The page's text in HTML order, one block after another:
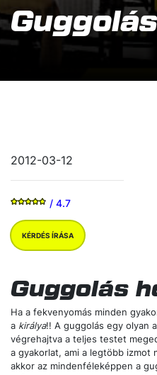
Guggolás
2012-03-12
/ 4.7
KÉRDÉS ÍRÁSA
Guggolás
Ha a fekvenyomás minden
a királya!! A guggolás egy olyan
végrehajtva a teljes testet
a gyakorlat, ami a legtöbb
akkor az mindenféleképpen a